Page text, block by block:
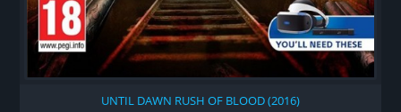
UNTIL DAWN RUSH OF BLOOD (2016)